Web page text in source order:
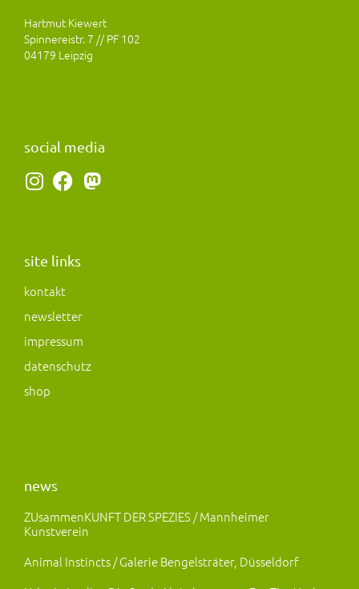
Hartmut Kiewert
Spinnereistr. 7 // PF 102
04179 Leipzig
social media
I
a
r
a
m
F
b
o
k
M
site links
kontakt
newsletter
impressum
datenschutz
shop
news
ZUsammenKUNFT DER SPEZIES / Mannheimer
Kunstverein
Animal Instincts / Galerie Bengelsträter, Düsseldorf